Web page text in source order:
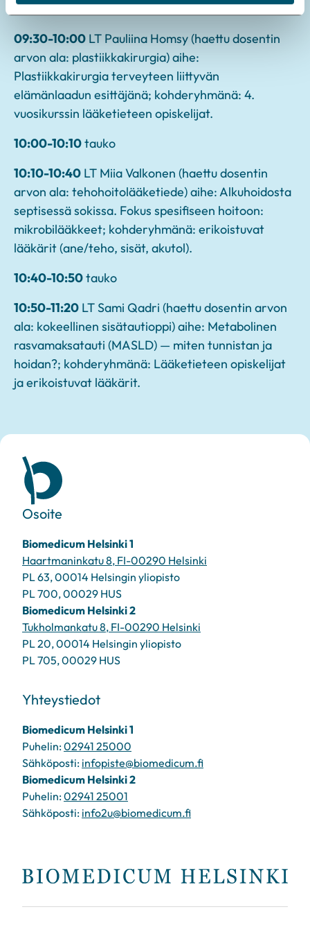
09:20-09:30tauko
09:30-10:00 LT Pauliina Homsy (haettu dosentin
arvon ala: plastiikkakirurgia) aihe:
Plastiikkakirurgia terveyteen liittyvän
elämänlaadun esittäjänä; kohderyhmänä: 4.
vuosikurssin lääketieteen opiskelijat.
10:00-10:10tauko
10:10-10:40 LT Miia Valkonen (haettu dosentin
arvon ala: tehohoitolääketiede) aihe: Alkuhoidosta
septisessä sokissa. Fokus spesifiseen hoitoon:
mikrobilääkkeet; kohderyhmänä: erikoistuvat
lääkärit (ane/teho, sisät, akutol).
10:40-10:50tauko
10:50-11:20 LT Sami Qadri (haettu dosentin arvon
ala: kokeellinen sisätautioppi) aihe: Metabolinen
rasvamaksatauti (MASLD) — miten tunnistan ja
hoidan?; kohderyhmänä: Lääketieteen opiskelijat
ja erikoistuvat lääkärit.
Osoite
Biomedicum Helsinki 1
Haartmaninkatu 8, FI-00290 Helsinki
PL 63, 00014 Helsingin yliopisto
PL 700, 00029 HUS
Biomedicum Helsinki 2
Tukholmankatu 8, FI-00290 Helsinki
PL 20, 00014 Helsingin yliopisto
PL 705, 00029 HUS
Yhteystiedot
Biomedicum Helsinki 1
Puhelin:02941 25000
Sähköposti: infopiste@biomedicum.fi
Biomedicum Helsinki 2
Puhelin:02941 25001
Sähköposti: info2u@biomedicum.fi